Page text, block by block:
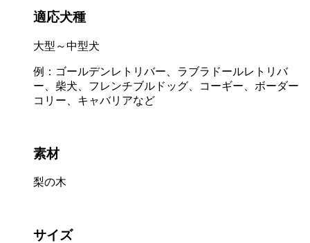
適応犬種
大型～中型犬
例：ゴールデンレトリバー、ラブラドールレトリバ
ー、柴犬、フレンチブルドッグ、コーギー、ボーダー
コリー、キャバリアなど
素材
梨の木
サイズ